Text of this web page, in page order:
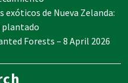
de Nueva Zelanda:
plantado
Forests – 8 April 2026